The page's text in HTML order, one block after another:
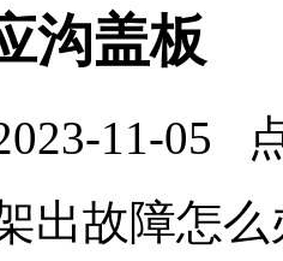
沟盖板
11-05
故障怎么